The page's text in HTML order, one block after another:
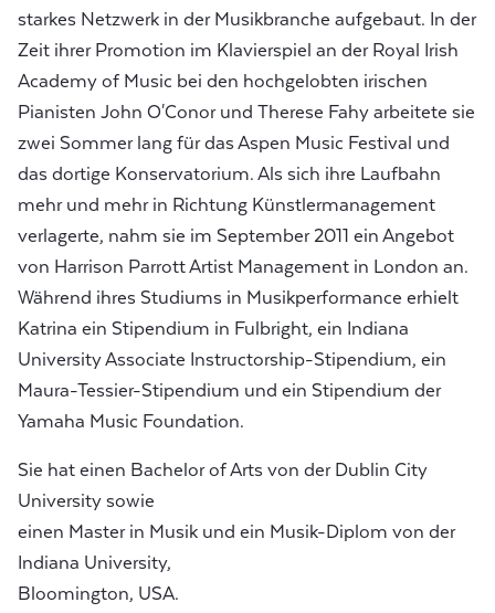
starkes Netzwerk in der Musikbranche aufgebaut. In der
Zeit ihrer Promotion im Klavierspiel an der Royal Irish
Academy of Music bei den hochgelobten irischen
Pianisten John O'Conor und Therese Fahy arbeitete sie
zwei Sommer lang für das Aspen Music Festival und
das dortige Konservatorium. Als sich ihre Laufbahn
mehr und mehr in Richtung Künstlermanagement
verlagerte, nahm sie im September 2011 ein Angebot
von Harrison Parrott Artist Management in London an.
Während ihres Studiums in Musikperformance erhielt
Katrina ein Stipendium in Fulbright, ein Indiana
University Associate Instructorship-Stipendium, ein
Maura-Tessier-Stipendium und ein Stipendium der
Yamaha Music Foundation.
Sie hat einen Bachelor of Arts von der Dublin City
University sowie
einen Master in Musik und ein Musik-Diplom von der
Indiana University,
Bloomington, USA.